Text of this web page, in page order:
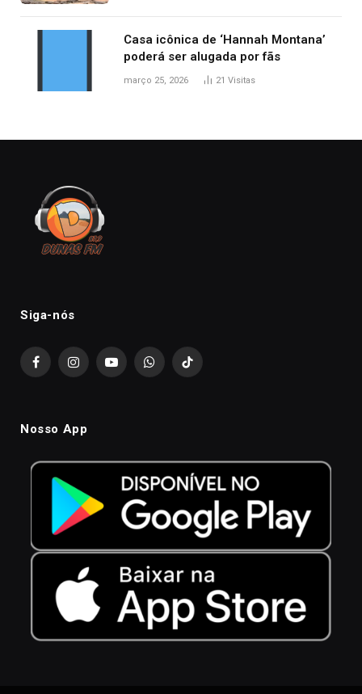
Casa icônica de ‘Hannah Montana’
poderá ser alugada por fãs
março 25, 2026 21 Visitas
Siga-nós
FacebookInstagramYouTubeWhatsAppTikTok
Nosso App